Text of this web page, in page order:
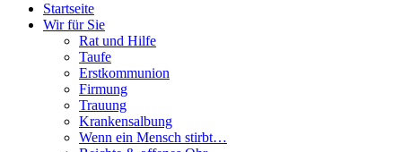
Startseite
Wir für Sie
Rat und Hilfe
Taufe
Erstkommunion
Firmung
Trauung
Krankensalbung
Wenn ein Mensch stirbt…